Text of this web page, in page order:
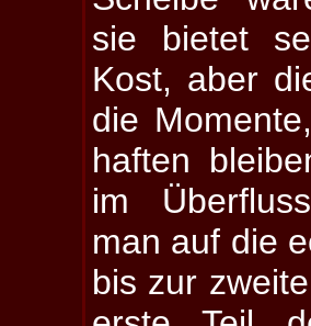
sie bietet
Kost, aber
die
haften
im
man auf die
bis zur